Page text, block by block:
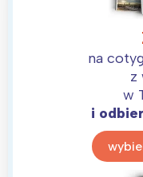
na
z
w
i